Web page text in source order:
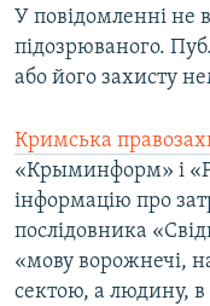
У повідомленні не
підозрюваного.
або його захисту
Кримська
«Крыминформ» і
інформацію про
послідовника
«мову ворожнечі,
сектою, а людину,